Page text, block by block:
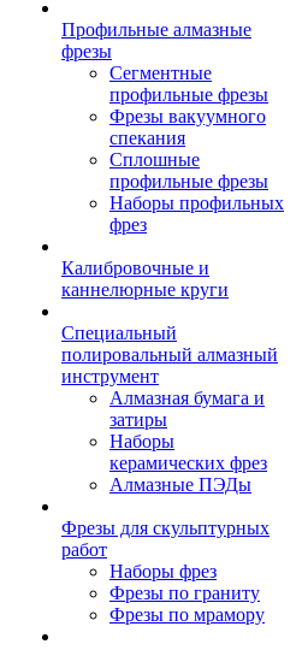
Профильные алмазные
фрезы
Сегментные
профильные фрезы
Фрезы вакуумного
спекания
Сплошные
профильные фрезы
Наборы профильных
фрез
Калибровочные и
каннелюрные круги
Специальный
полировальный алмазный
инструмент
Алмазная бумага и
затиры
Наборы
керамических фрез
Алмазные ПЭДы
Фрезы для скульптурных
работ
Наборы фрез
Фрезы по граниту
Фрезы по мрамору